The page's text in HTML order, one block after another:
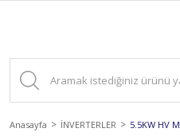
Anasayfa İNVERTERLER 5.5KW HV